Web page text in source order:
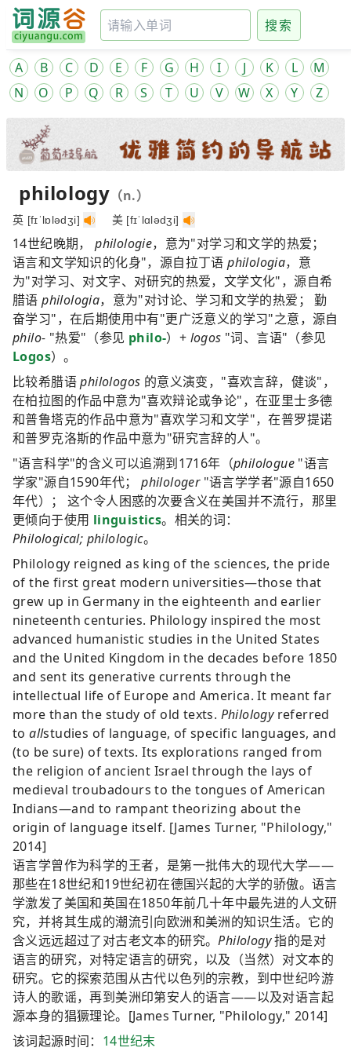
搜索
A B C D E F G H I J K L
M
N
O P Q R S T U V W X Y Z
philology （n.）
英 [fɪˈlɒlədʒi] 美 [fɪˈlɑlədʒi]
14世纪晚期，philologie，意为"对学习和文学的热爱；
语言和文学知识的化身"，源自拉丁语philologia，意
为"对学习、对文字、对研究的热爱，文学文化"，源自希
腊语philologia，意为"对讨论、学习和文学的热爱； 勤
奋学习"，在后期使用中有"更广泛意义的学习"之意，源自
philo- "热爱"（参见 philo-）+ logos "词、言语"（参见
Logos）。
比较希腊语philologos 的意义演变，"喜欢言辞，健谈"，
在柏拉图的作品中意为"喜欢辩论或争论"，在亚里士多德
和普鲁塔克的作品中意为"喜欢学习和文学"，在普罗提诺
和普罗克洛斯的作品中意为"研究言辞的人"。
"语言科学"的含义可以追溯到1716年（philologue "语言
学家"源自1590年代；philologer"语言学学者"源自1650
年代）； 这个令人困惑的次要含义在美国并不流行，那里
更倾向于使用 linguistics。相关的词：
Philological; philologic。
Philology reigned as king of the sciences, the pride
of the first great modern universities—those that
grew up in Germany in the eighteenth and earlier
nineteenth centuries. Philology inspired the most
advanced humanistic studies in the United States
and the United Kingdom in the decades before 1850
and sent its generative currents through the
intellectual life of Europe and America. It meant far
more than the study of old texts. Philologyreferred
toallstudies of language, of specific languages, and
(to be sure) of texts. Its explorations ranged from
the religion of ancient Israel through the lays of
medieval troubadours to the tongues of American
Indians—and to rampant theorizing about the
origin of language itself. [James Turner, "Philology,"
2014]
语言学曾作为科学的王者，是第一批伟大的现代大学——
那些在18世纪和19世纪初在德国兴起的大学的骄傲。语言
学激发了美国和英国在1850年前几十年中最先进的人文研
究，并将其生成的潮流引向欧洲和美洲的知识生活。它的
含义远远超过了对古老文本的研究。Philology指的是对
语言的研究，对特定语言的研究，以及（当然）对文本的
研究。它的探索范围从古代以色列的宗教，到中世纪吟游
诗人的歌谣，再到美洲印第安人的语言——以及对语言起
源本身的猖獗理论。[James Turner, "Philology," 2014]
该词起源时间： 14世纪末